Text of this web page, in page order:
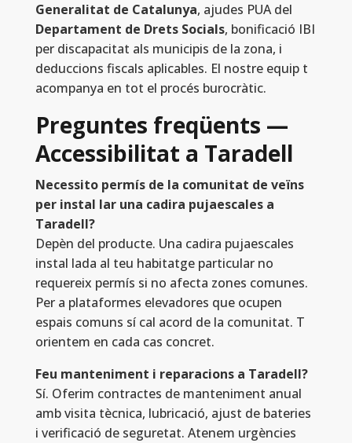
Generalitat de Catalunya, ajudes PUA del
Departament de Drets Socials, bonificació IBI
per discapacitat als municipis de la zona, i
deduccions fiscals aplicables. El nostre equip t
acompanya en tot el procés burocràtic.
Preguntes freqüents —
Accessibilitat a Taradell
Necessito permís de la comunitat de veïns
per instal lar una cadira pujaescales a
Taradell?
Depèn del producte. Una cadira pujaescales
instal lada al teu habitatge particular no
requereix permís si no afecta zones comunes.
Per a plataformes elevadores que ocupen
espais comuns sí cal acord de la comunitat. T
orientem en cada cas concret.
Feu manteniment i reparacions a Taradell?
Sí. Oferim contractes de manteniment anual
amb visita tècnica, lubricació, ajust de bateries
i verificació de seguretat. Atenem urgències